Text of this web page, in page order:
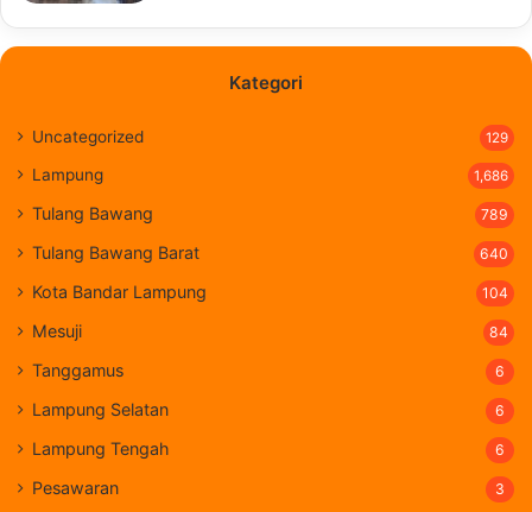
Kategori
Uncategorized 129
Lampung 1,686
Tulang Bawang 789
Tulang Bawang Barat 640
Kota Bandar Lampung 104
Mesuji 84
Tanggamus 6
Lampung Selatan 6
Lampung Tengah 6
Pesawaran 3